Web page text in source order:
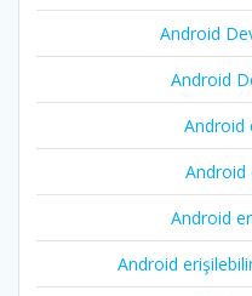
Android
Android
Android
Android
Android
Android